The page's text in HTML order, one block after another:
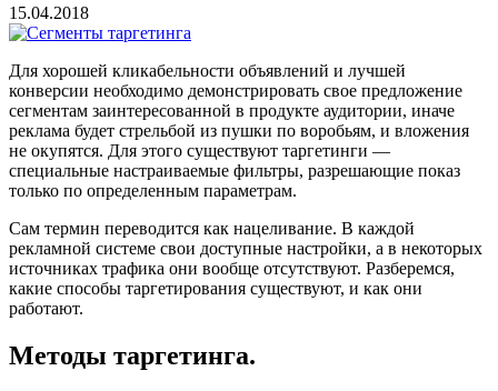
15.04.2018
Для хорошей кликабельности объявлений и лучшей
конверсии необходимо демонстрировать свое предложение
сегментам заинтересованной в продукте аудитории, иначе
реклама будет стрельбой из пушки по воробьям, и вложения
не окупятся. Для этого существуют таргетинги —
специальные настраиваемые фильтры, разрешающие показ
только по определенным параметрам.
Сам термин переводится как нацеливание. В каждой
рекламной системе свои доступные настройки, а в некоторых
источниках трафика они вообще отсутствуют. Разберемся,
какие способы таргетирования существуют, и как они
работают.
Методы таргетинга.